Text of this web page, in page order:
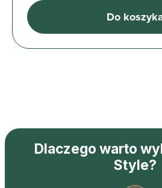
Do
Dlaczego warto
Style?